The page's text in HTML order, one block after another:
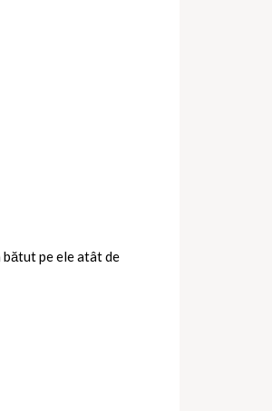
bătut pe ele atât de